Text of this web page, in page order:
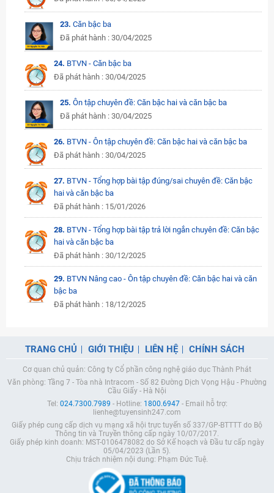
23. Căn bậc ba
Đã phát hành : 30/04/2025
24. BTVN - Căn bậc ba
Đã phát hành : 30/04/2025
25. Ôn tập chuyên đề: Căn bậc hai và căn bậc ba
Đã phát hành : 30/04/2025
26. BTVN - Ôn tập chuyên đề: Căn bậc hai và căn bậc ba
Đã phát hành : 30/04/2025
27. BTVN - Tổng hợp bài tập đúng/sai chuyên đề: Căn bậc
hai và căn bậc ba
Đã phát hành : 15/01/2026
28. BTVN - Tổng hợp bài tập trả lời ngắn chuyên đề: Căn bậc
hai và căn bậc ba
Đã phát hành : 30/12/2025
29. BTVN Nâng cao - Ôn tập chuyên đề: Căn bậc hai và căn
bậc ba
Đã phát hành : 18/12/2025
TRANG CHỦ GIỚI THIỆU LIÊN HỆ CHÍNH SÁCH
Cơ quan chủ quản: Công ty Cổ phần công nghệ giáo dục Thành Phát
Văn phòng: Tầng 7 - Tòa nhà Intracom - Số 82 Đường Dịch Vọng Hậu - Phường
Cầu Giấy - Hà Nội
Tel: 024.7300.7989 - Hotline: 1800.6947- Email hỗ trợ:
lienhe@tuyensinh247.com
Giấy phép cung cấp dịch vụ mạng xã hội trực tuyến số 337/GP-BTTTT do Bộ
Thông tin và Truyền thông cấp ngày 10/07/2017.
Giấy phép kinh doanh: MST-0106478082 do Sở Kế hoạch và Đầu tư cấp ngày
05/04/2023 (Lần 5).
Chịu trách nhiệm nội dung: Phạm Đức Tuệ.